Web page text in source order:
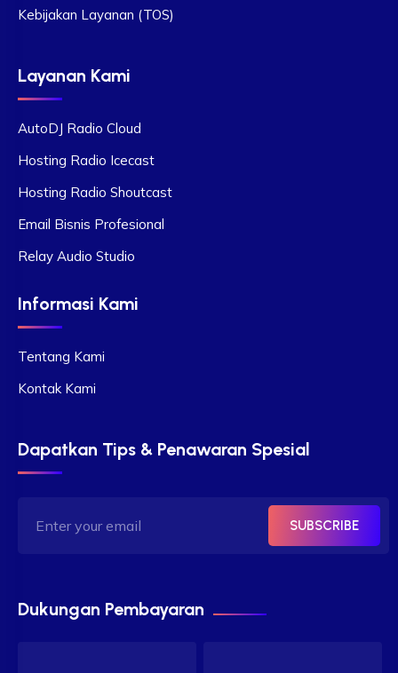
Kebijakan Layanan (TOS)
Layanan Kami
AutoDJ Radio Cloud
Hosting Radio Icecast
Hosting Radio Shoutcast
Email Bisnis Profesional
Relay Audio Studio
Informasi Kami
Tentang Kami
Kontak Kami
Dapatkan Tips & Penawaran Spesial
SUBSCRIBE
Dukungan Pembayaran